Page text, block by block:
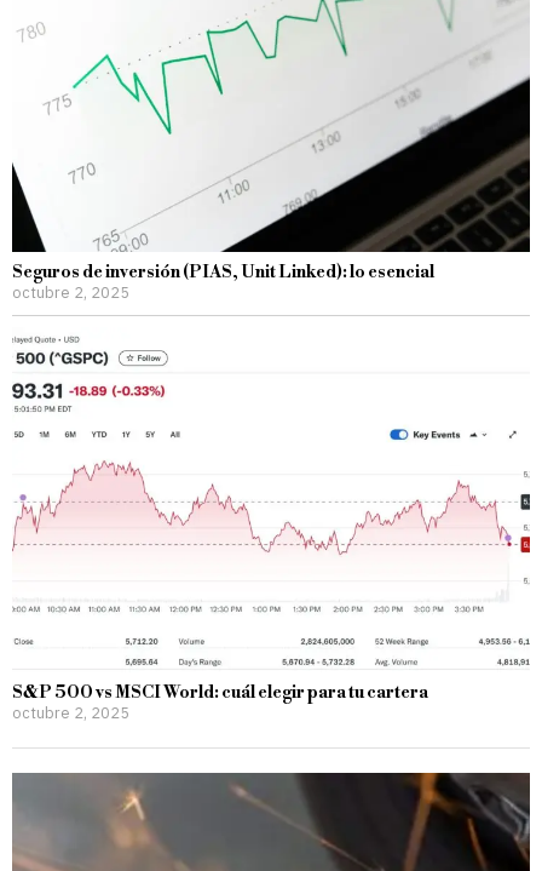
Seguros de inversión (PIAS, Unit Linked): lo esencial
octubre 2, 2025
S&P 500 vs MSCI World: cuál elegir para tu cartera
octubre 2, 2025